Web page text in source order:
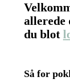
allerede
du blot
Så for